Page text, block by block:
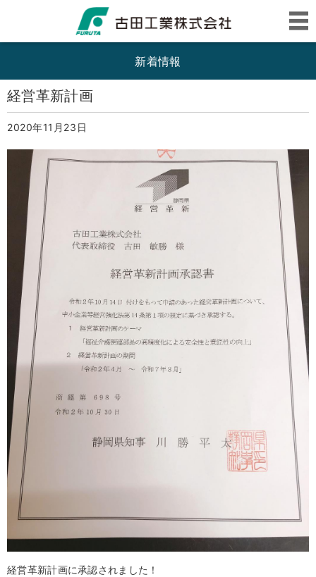
新着情報
経営革新計画
2020年11月23日
経営革新計画に承認されました！